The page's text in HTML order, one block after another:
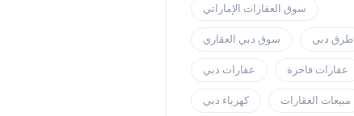
سوق العقارات الإماراتي
سوق دبي العقاري طرق دبي
عقارات دبي عقارات فاخرة
كهرباء دبي مبيعات العقارات